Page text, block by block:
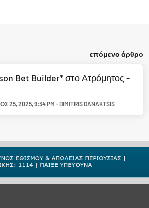
επόμενο άρθρο
Bet Builder* στο Ατρόμητος -
25, 2025 9:34 PM - DIMITRIS DANAKTSIS